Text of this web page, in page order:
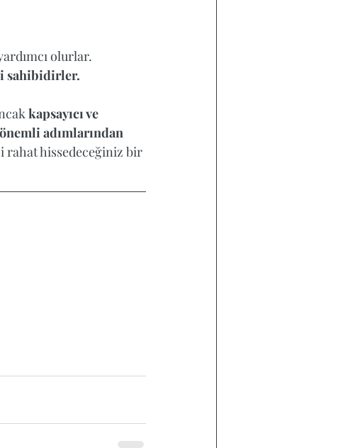
olurlar.
sahibidirler.
kapsayıcı ve
adımlarından
rahat hissedeceğiniz bir